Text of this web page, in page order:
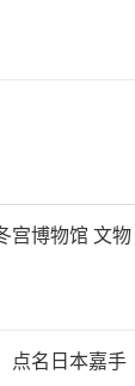
宫博物馆 文物
名日本嘉手